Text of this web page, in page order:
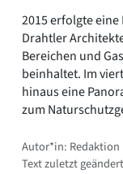
2015 erfolgte
Drahtler
Bereichen und
beinhaltet. Im
hinaus eine
zum
Autor*in:
Text zuletzt